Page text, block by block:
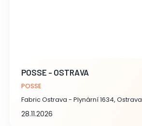
POSSE - OSTRAVA
POSSE
Fabric Ostrava - Plynární 1634, Ostrava
28.11.2026